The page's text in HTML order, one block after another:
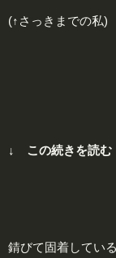
(↑さっきまでの私)
↓ この続きを読
錆びて固着してい